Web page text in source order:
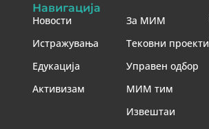
Навигација
Новости
Истражувања
Едукација
Активизам
За МИМ
Тековни проекти
Управен одбор
МИМ тим
Извештаи